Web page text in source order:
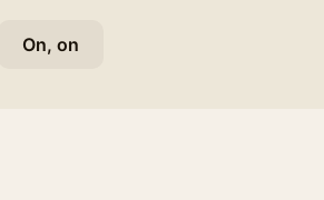
On, on